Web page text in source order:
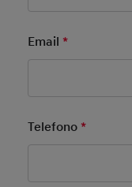
Email *Mandatory
Telefono *